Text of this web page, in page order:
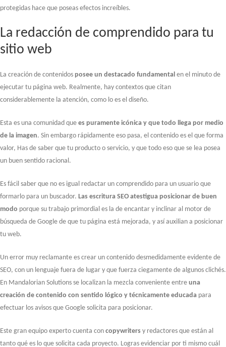
protegidas hace que poseas efectos increíbles.
La redacción de comprendido para tu
sitio web
La creación de contenidos posee un destacado fundamental en el minuto de
ejecutar tu página web. Realmente, hay contextos que citan
considerablemente la atención, como lo es el diseño.
Esta es una comunidad que es puramente icónica y que todo llega por medio
de la imagen. Sin embargo rápidamente eso pasa, el contenido es el que forma
valor, Has de saber que tu producto o servicio, y que todo eso que se lea posea
un buen sentido racional.
Es fácil saber que no es igual redactar un comprendido para un usuario que
formarlo para un buscador. Las escritura SEO atestigua posicionar de buen
modo porque su trabajo primordial es la de encantar y inclinar al motor de
búsqueda de Google de que tu página está mejorada, y así auxilian a posicionar
tu web.
Un error muy reclamante es crear un contenido desmedidamente evidente de
SEO, con un lenguaje fuera de lugar y que fuerza ciegamente de algunos clichés.
En Mandalorian Solutions se localizan la mezcla conveniente entre una
creación de contenido con sentido lógico y técnicamente educada para
efectuar los avisos que Google solicita para posicionar.
Este gran equipo experto cuenta con copywriters y redactores que están al
tanto qué es lo que solicita cada proyecto. Logras evidenciar por ti mismo cuál